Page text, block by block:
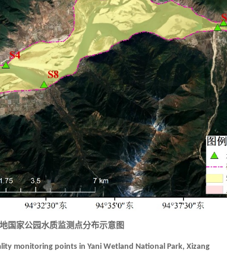
国家公园水质监测点分布示意图
monitoring points in Yani Wetland National Park, Xizang